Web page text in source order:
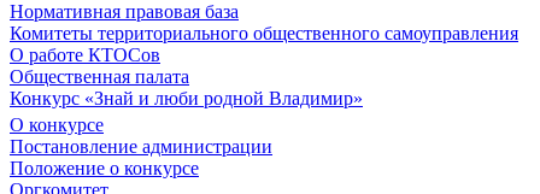
Нормативная правовая база
Комитеты территориального общественного самоуправления
О работе КТОСов
Общественная палата
Конкурс «Знай и люби родной Владимир»
О конкурсе
Постановление администрации
Положение о конкурсе
Оргкомитет